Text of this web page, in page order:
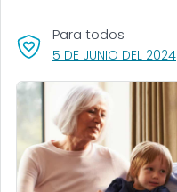
5 DE JUNIO DEL 2024
Para todos